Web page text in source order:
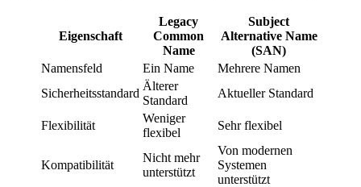
Eigenschaft
Legacy
Common
Name
Subject
Alternative Name
(SAN)
Namensfeld
Ein Name
Mehrere Namen
Sicherheitsstandard
Älterer
Standard
Aktueller Standard
Flexibilität
Weniger
flexibel
Sehr flexibel
Kompatibilität
Nicht mehr
unterstützt
Von modernen
Systemen
unterstützt